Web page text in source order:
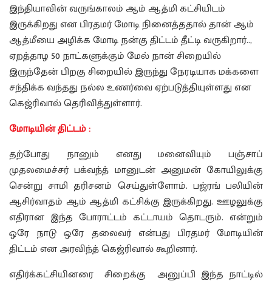
இந்தியாவின் வருங்காலம் ஆம் ஆத்மி கட்சியிடம்
இருக்கிறது என பிரதமர் மோடி நினைத்ததால் தான் ஆம்
ஆத்மீயை அழிக்க மோடி நன்கு திட்டம் தீட்டி வருகிறார்..,
ஏறத்தாழ 50 நாட்களுக்கும் மேல் நான் சிறையில்
இருந்தேன் பிறகு சிறையில் இருந்து நேரடியாக மக்களை
சந்திக்க வந்தது நல்ல உணர்வை ஏற்படுத்தியுள்ளது என
கெஜ்ரிவால் தெரிவித்துள்ளார்.
மோடியின் திட்டம் :
தற்போது நானும் எனது மனைவியும் பஞ்சாப்
முதலமைச்சர் பக்வந்த் மானுடன் அனுமன் கோயிலுக்கு
சென்று சாமி தரிசனம் செய்துள்ளோம். பஜ்ரங் பலியின்
ஆசிர்வாதம் ஆம் ஆத்மி கட்சிக்கு இருக்கிறது. ஊழலுக்கு
எதிரான இந்த போராட்டம் கட்டாயம் தொடரும். என்றும்
ஒரே நாடு ஒரே தலைவர் என்பது பிரதமர் மோடியின்
திட்டம் என அரவிந்த் கெஜ்ரிவால் கூறினார்.
எதிர்க்கட்சியினரை சிறைக்கு அனுப்பி இந்த நாட்டில்